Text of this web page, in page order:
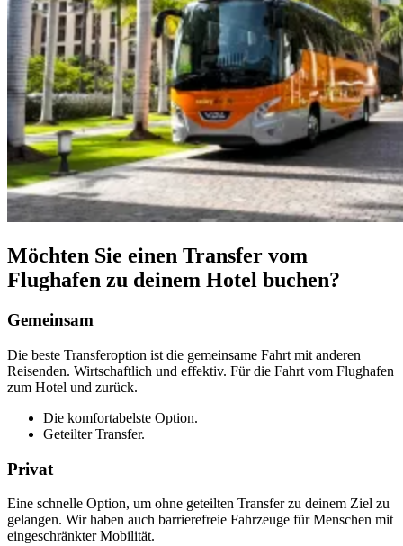
Möchten Sie einen Transfer vom
Flughafen zu deinem Hotel buchen?
Gemeinsam
Die beste Transferoption ist die gemeinsame Fahrt mit anderen
Reisenden. Wirtschaftlich und effektiv. Für die Fahrt vom Flughafen
zum Hotel und zurück.
Die komfortabelste Option.
Geteilter Transfer.
Privat
Eine schnelle Option, um ohne geteilten Transfer zu deinem Ziel zu
gelangen. Wir haben auch barrierefreie Fahrzeuge für Menschen mit
eingeschränkter Mobilität.